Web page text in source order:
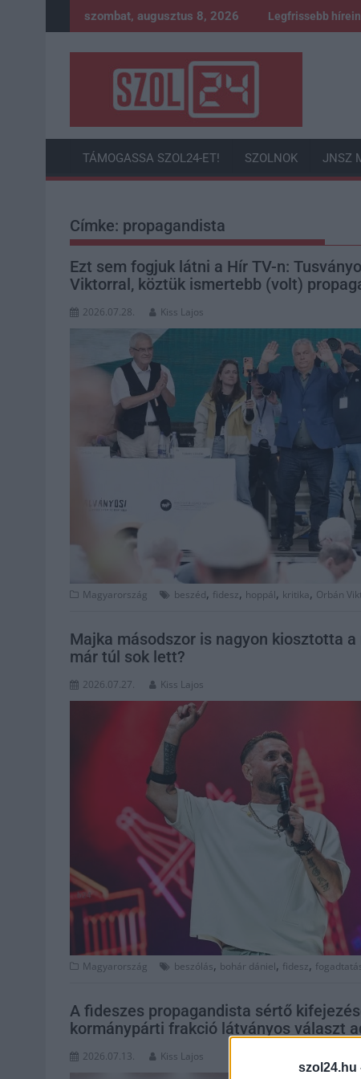
szol24.hu
to
szombat, augusztus 8, 2026 Legfrissebb
TÁMOGASSA SZOL24-ET! SZOLNOK JNSZ
Címke: propagandista
Ezt sem fogjuk látni a Hír TV-n:
Viktorral, köztük ismertebb (volt)
2026.07.28. Kiss Lajos
Magyarország beszéd, fidesz, hoppál, kritika, Orbán
Majka másodszor is nagyon kiosztotta
már túl sok lett?
2026.07.27. Kiss Lajos
Magyarország beszólás, bohár dániel, fidesz,
A fideszes propagandista sértő
kormánypárti frakció látványos választ
2026.07.13. Kiss Lajos